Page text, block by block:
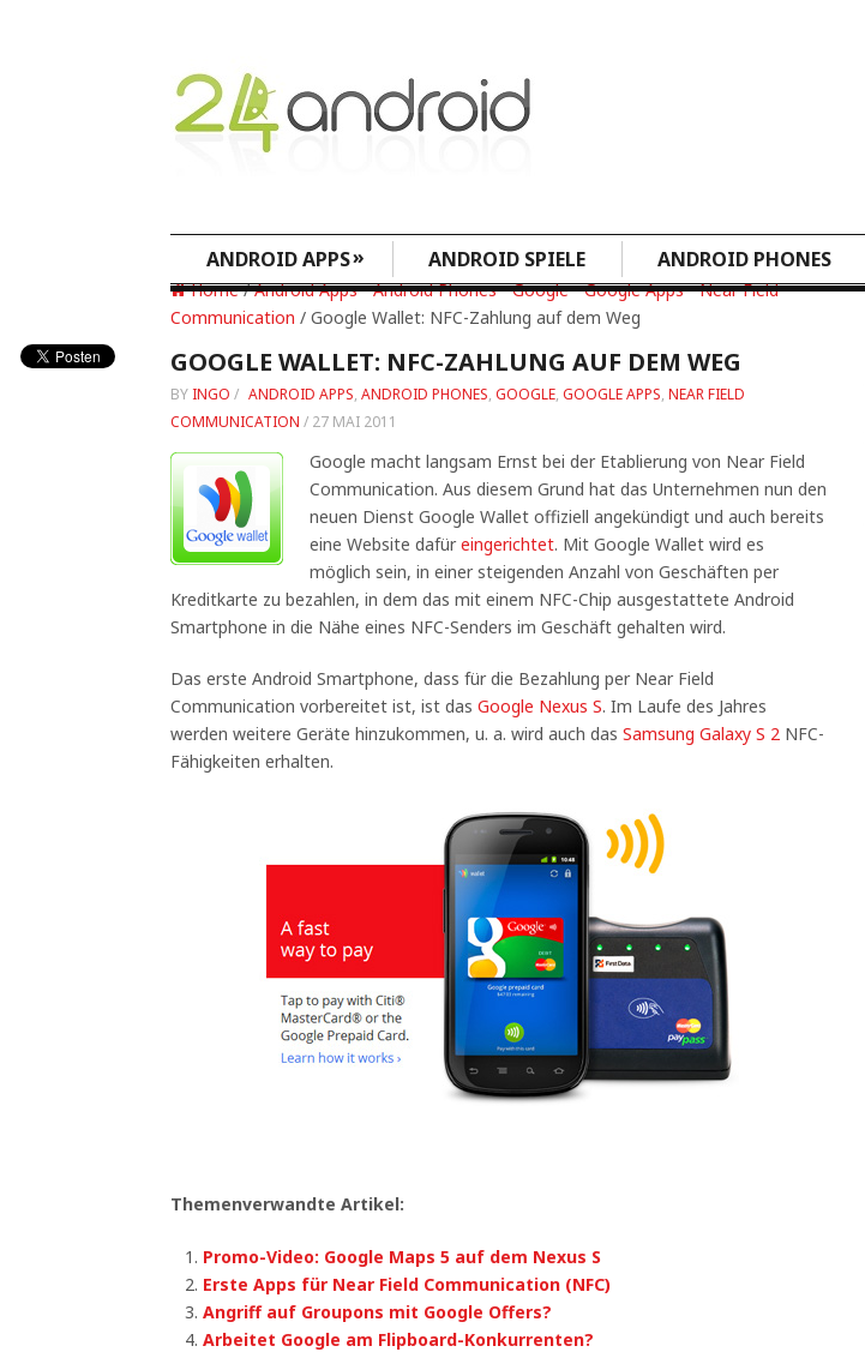
ANDROID APPS» ANDROID SPIELE ANDROID PHONES
Home/Android Apps•Android Phones•Google•Google Apps•Near Field
Communication / Google Wallet: NFC-Zahlung auf dem Weg
GOOGLE WALLET: NFC-ZAHLUNG AUF DEM WEG
BY INGO / ANDROID APPS, ANDROID PHONES, GOOGLE, GOOGLE APPS, NEAR FIELD
COMMUNICATION / 27 MAI 2011
Google macht langsam Ernst bei der Etablierung von Near Field
Communication. Aus diesem Grund hat das Unternehmen nun den
neuen Dienst Google Wallet offiziell angekündigt und auch bereits
eine Website dafür eingerichtet. Mit Google Wallet wird es
möglich sein, in einer steigenden Anzahl von Geschäften per
Kreditkarte zu bezahlen, in dem das mit einem NFC-Chip ausgestattete Android
Smartphone in die Nähe eines NFC-Senders im Geschäft gehalten wird.
Das erste Android Smartphone, dass für die Bezahlung per Near Field
Communication vorbereitet ist, ist das Google Nexus S. Im Laufe des Jahres
werden weitere Geräte hinzukommen, u. a. wird auch das Samsung Galaxy S 2 NFC-
Fähigkeiten erhalten.
Themenverwandte Artikel:
Promo-Video: Google Maps 5 auf dem Nexus S
Erste Apps für Near Field Communication (NFC)
Angriff auf Groupons mit Google Offers?
Arbeitet Google am Flipboard-Konkurrenten?